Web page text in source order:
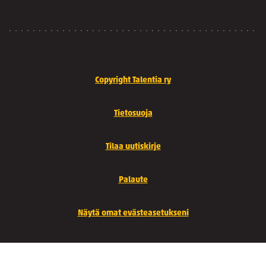
Copyright Talentia ry
Tietosuoja
Tilaa uutiskirje
Palaute
Näytä omat evästeasetukseni